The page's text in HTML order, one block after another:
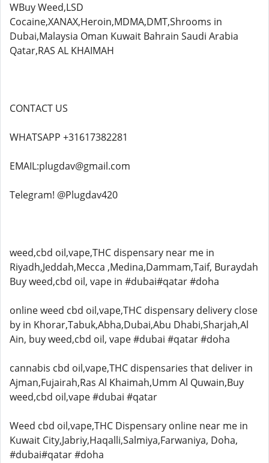
WBuy Weed,LSD
Cocaine,XANAX,Heroin,MDMA,DMT,Shrooms in
Dubai,Malaysia Oman Kuwait Bahrain Saudi Arabia
Qatar,RAS AL KHAIMAH
CONTACT US
WHATSAPP +31617382281
EMAIL:plugdav@gmail.com
Telegram! @Plugdav420
weed,cbd oil,vape,THC dispensary near me in
Riyadh,Jeddah,Mecca ,Medina,Dammam,Taif, Buraydah
Buy weed,cbd oil, vape in #dubai#qatar #doha
online weed cbd oil,vape,THC dispensary delivery close
by in Khorar,Tabuk,Abha,Dubai,Abu Dhabi,Sharjah,Al
Ain, buy weed,cbd oil, vape #dubai #qatar #doha
cannabis cbd oil,vape,THC dispensaries that deliver in
Ajman,Fujairah,Ras Al Khaimah,Umm Al Quwain,Buy
weed,cbd oil,vape #dubai #qatar
Weed cbd oil,vape,THC Dispensary online near me in
Kuwait City,Jabriy,Haqalli,Salmiya,Farwaniya, Doha,
#dubai#qatar #doha